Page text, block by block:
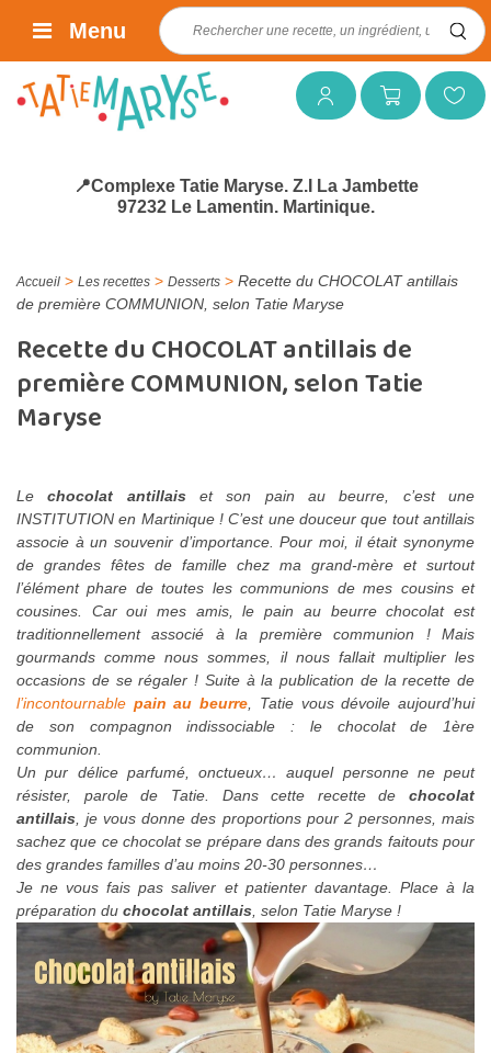
Mon compteMon panierMes favoris
Rechercher :
Menu
📍Complexe Tatie Maryse. Z.I La Jambette
97232 Le Lamentin. Martinique.
Accueil > Les recettes > Desserts > Recette du CHOCOLAT antillais
de première COMMUNION, selon Tatie Maryse
Recette du CHOCOLAT antillais de
première COMMUNION, selon Tatie
Maryse
Lechocolat antillaiset son pain au beurre, c’est une
INSTITUTION en Martinique ! C’est une douceur que tout antillais
associe à un souvenir d’importance. Pour moi, il était synonyme
de grandes fêtes de famille chez ma grand-mère et surtout
l’élément phare de toutes les communions de mes cousins et
cousines. Car oui mes amis, le pain au beurre chocolat est
traditionnellement associé à la première communion ! Mais
gourmands comme nous sommes, il nous fallait multiplier les
occasions de se régaler ! Suite à la publication de la recette de
l’incontournable pain au beurre , Tatie vous dévoile aujourd’hui
de son compagnon indissociable : le chocolat de 1ère
communion.
Un pur délice parfumé, onctueux… auquel personne ne peut
résister, parole de Tatie. Dans cette recette de chocolat
antillais , je vous donne des proportions pour 2 personnes, mais
sachez que ce chocolat se prépare dans des grands faitouts pour
des grandes familles d’au moins 20-30 personnes…
Je ne vous fais pas saliver et patienter davantage. Place à la
préparation du chocolat antillais , selon Tatie Maryse !